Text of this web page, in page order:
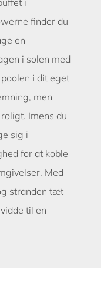
finder du
en
i solen med
i dit eget
men
Imens du
sig i
for at koble
Med
stranden tæt
til en